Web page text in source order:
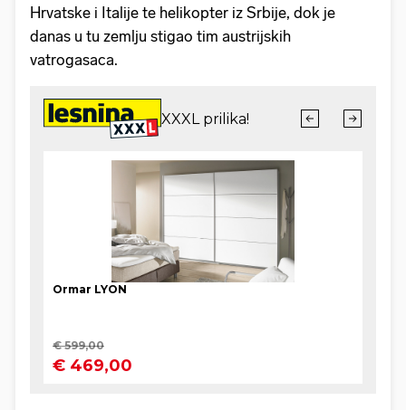
Hrvatske i Italije te helikopter iz Srbije, dok je
danas u tu zemlju stigao tim austrijskih
vatrogasaca.